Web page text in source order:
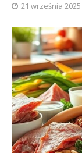
21 września 2025